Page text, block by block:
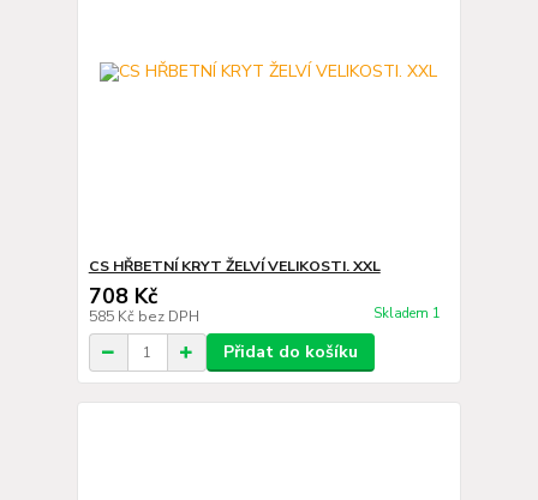
CS HŘBETNÍ KRYT ŽELVÍ VELIKOSTI. XXL
708 Kč
585 Kč bez DPH Skladem 1
Přidat do košíku